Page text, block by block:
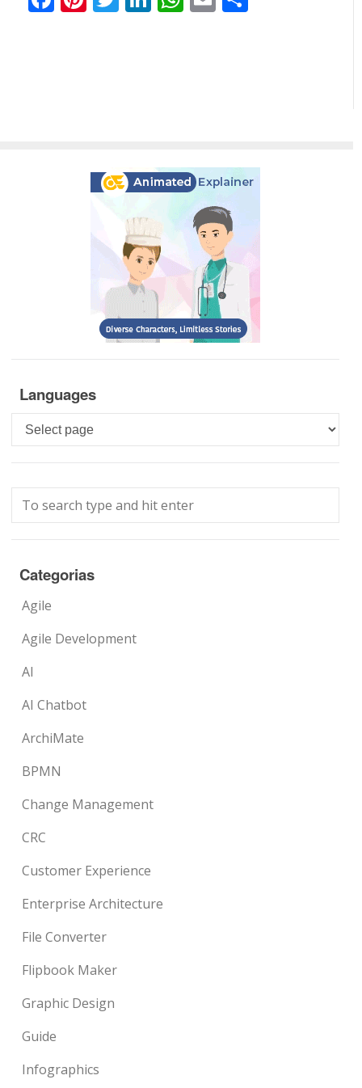
Languages
Languages
Categorias
Agile
Agile Development
AI
AI Chatbot
ArchiMate
BPMN
Change Management
CRC
Customer Experience
Enterprise Architecture
File Converter
Flipbook Maker
Graphic Design
Guide
Infographics